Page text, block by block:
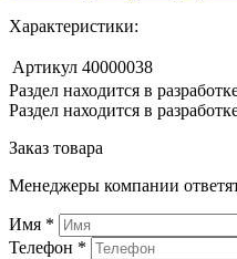
Характеристики:
Артикул 40000038
Раздел находится в
Раздел находится в
Заказ товара
Менеджеры компании
Имя *
Телефон *